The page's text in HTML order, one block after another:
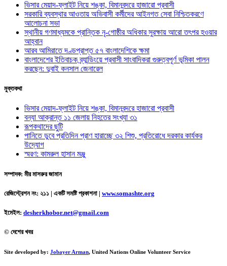
ভিসার মেয়াদ-ফ্লাইট নিয়ে শঙ্কা, বিমানবন্দরে হাজারো প্রবাসী
সরকারি ব্যবস্থার আওতায় অভিবাসী কর্মীদের আইনগত সেবা নিশ্চিতকরণে
আলোচনা সভা
স্থানীয় গণমাধ্যমকে প্রান্তিক নৃ-গোষ্ঠীর অধিকার সুরক্ষায় আরো তৎপর হওয়ার
আহ্বান
আরব আমিরাতে দণ্ডপ্রাপ্ত ৫৭ বাংলাদেশিকে ক্ষমা
বাংলাদেশের ইতিবাচক ব্র্যান্ডিংয়ে প্রবাসী সাংবাদিকরা গুরুত্বপূর্ণ ভূমিকা পালন
করছেন: দুবাই কনসাল জেনারেল
মুক্তকথা
ভিসার মেয়াদ-ফ্লাইট নিয়ে শঙ্কা, বিমানবন্দরে হাজারো প্রবাসী
বন্যা আক্রান্ত ১১ জেলায় নিহতের সংখ্যা ৩১
রূপকথাদের ছুটি
পানিতে ডুবে প্রতিদিন প্রাণ হারাচ্ছে ৩২ শিশু, প্রতিরোধে দরকার কার্যকর
উদ্যোগ
স্মরণ: কামরুল হাসান মঞ্জু
সম্পাদক: মীর মাসরুর জামান
রেজিস্ট্রেশন নং: ২১১ | একটি সমষ্টি প্রকাশনা | www.somashte.org
ইমেইল: desherkhobor.net@gmail.com
© দেশের খবর
Site developed by: Jobayer Arman, United Nations Online Volunteer Service